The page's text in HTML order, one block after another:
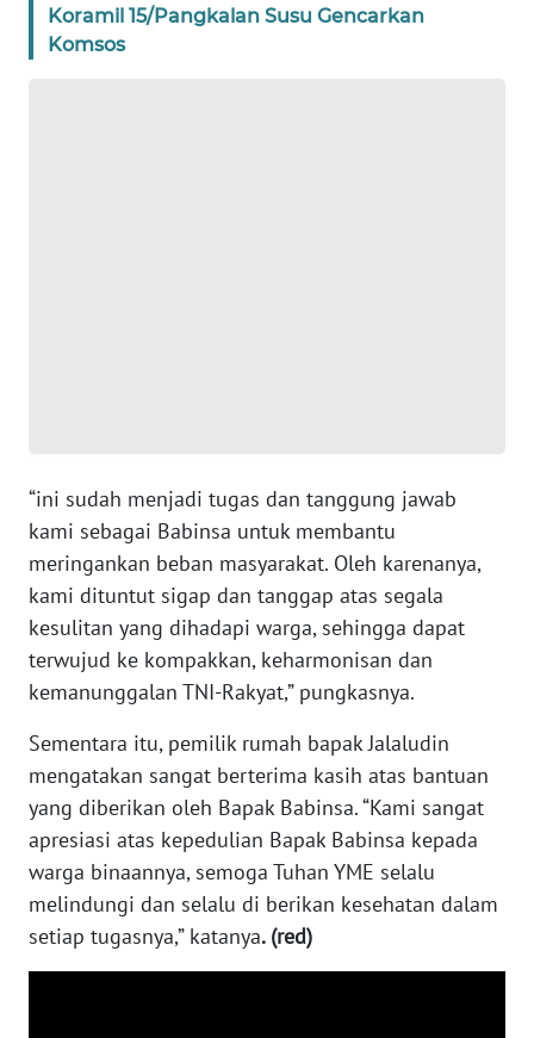
Koramil 15/Pangkalan Susu Gencarkan
Komsos
“ini sudah menjadi tugas dan tanggung jawab
kami sebagai Babinsa untuk membantu
meringankan beban masyarakat. Oleh karenanya,
kami dituntut sigap dan tanggap atas segala
kesulitan yang dihadapi warga, sehingga dapat
terwujud ke kompakkan, keharmonisan dan
kemanunggalan TNI-Rakyat,” pungkasnya.
Sementara itu, pemilik rumah bapak Jalaludin
mengatakan sangat berterima kasih atas bantuan
yang diberikan oleh Bapak Babinsa. “Kami sangat
apresiasi atas kepedulian Bapak Babinsa kepada
warga binaannya, semoga Tuhan YME selalu
melindungi dan selalu di berikan kesehatan dalam
setiap tugasnya,” katanya. (red)
WN
BANTEN
RIAU
WN
SERAMBI
WN
JAMBI
WN
SULTRA
WN
SULTENG